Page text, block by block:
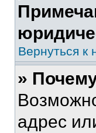
Вернуться к
»
адрес